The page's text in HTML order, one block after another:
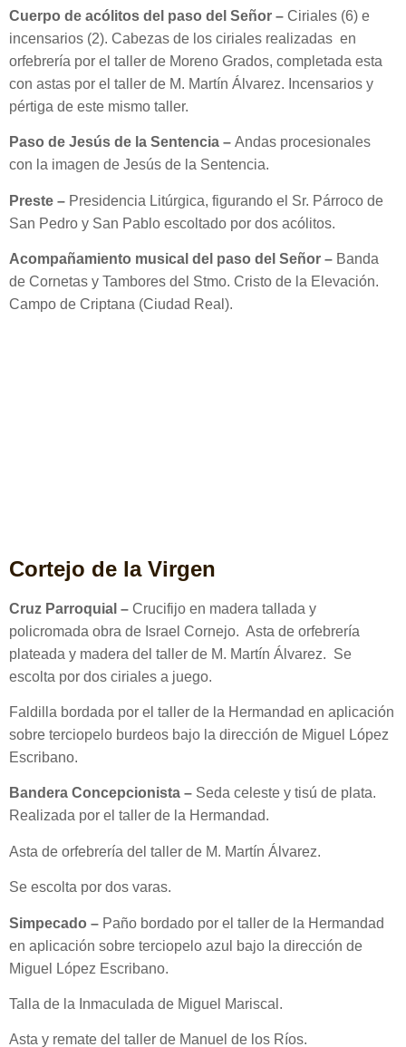
Cuerpo de acólitos del paso del Señor – Ciriales (6) e
incensarios (2). Cabezas de los ciriales realizadas en
orfebrería por el taller de Moreno Grados, completada esta
con astas por el taller de M. Martín Álvarez. Incensarios y
pértiga de este mismo taller.
Paso de Jesús de la Sentencia – Andas procesionales
con la imagen de Jesús de la Sentencia.
Preste – Presidencia Litúrgica, figurando el Sr. Párroco de
San Pedro y San Pablo escoltado por dos acólitos.
Acompañamiento musical del paso del Señor – Banda
de Cornetas y Tambores del Stmo. Cristo de la Elevación.
Campo de Criptana (Ciudad Real).
Cortejo de la Virgen
Cruz Parroquial – Crucifijo en madera tallada y
policromada obra de Israel Cornejo. Asta de orfebrería
plateada y madera del taller de M. Martín Álvarez. Se
escolta por dos ciriales a juego.
Faldilla bordada por el taller de la Hermandad en aplicación
sobre terciopelo burdeos bajo la dirección de Miguel López
Escribano.
Bandera Concepcionista – Seda celeste y tisú de plata.
Realizada por el taller de la Hermandad.
Asta de orfebrería del taller de M. Martín Álvarez.
Se escolta por dos varas.
Simpecado – Paño bordado por el taller de la Hermandad
en aplicación sobre terciopelo azul bajo la dirección de
Miguel López Escribano.
Talla de la Inmaculada de Miguel Mariscal.
Asta y remate del taller de Manuel de los Ríos.